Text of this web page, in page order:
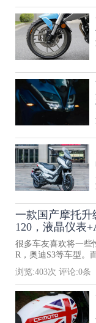
一款国产摩托升
120，液晶仪表
很多车友喜欢将一些
R，奥迪S3等车型。
浏览:403次 评论:0条